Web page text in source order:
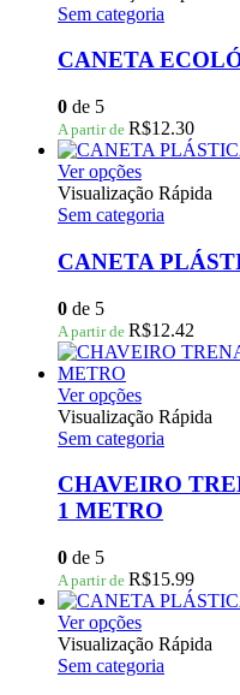
tem
variantes.
podem
ser
escolhidas
na
página
do
produto
Sem categoria
CANETA
0 de 5
A partir de R$12.30
Ver opçõesEste
produto
tem
variantes.
As
podem
ser
escolhidas
página
do
produto
Visualização Rápida
Sem categoria
CANETA
0 de 5
A partir de R$12.42
Ver opçõesEste
produto
tem
variantes.
As
opções
ser
escolhidas
na
página
do
produto
Visualização Rápida
Sem categoria
CHAVEIRO
1 METRO
0 de 5
A partir de R$15.99
Ver opçõesEste
produto
tem
Visualização Rápida
Sem categoria